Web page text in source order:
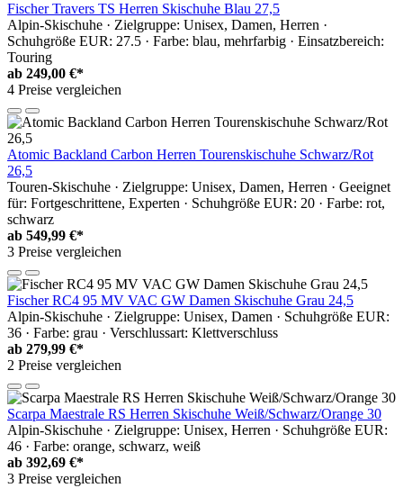
Fischer Travers TS Herren Skischuhe Blau 27,5
Alpin-Skischuhe · Zielgruppe: Unisex, Damen, Herren ·
Schuhgröße EUR: 27.5 · Farbe: blau, mehrfarbig · Einsatzbereich:
Touring
ab 249,00 €*
4 Preise vergleichen
Atomic Backland Carbon Herren Tourenskischuhe Schwarz/Rot
26,5
Touren-Skischuhe · Zielgruppe: Unisex, Damen, Herren · Geeignet
für: Fortgeschrittene, Experten · Schuhgröße EUR: 20 · Farbe: rot,
schwarz
ab 549,99 €*
3 Preise vergleichen
Fischer RC4 95 MV VAC GW Damen Skischuhe Grau 24,5
Alpin-Skischuhe · Zielgruppe: Unisex, Damen · Schuhgröße EUR:
36 · Farbe: grau · Verschlussart: Klettverschluss
ab 279,99 €*
2 Preise vergleichen
Scarpa Maestrale RS Herren Skischuhe Weiß/Schwarz/Orange 30
Alpin-Skischuhe · Zielgruppe: Unisex, Herren · Schuhgröße EUR:
46 · Farbe: orange, schwarz, weiß
ab 392,69 €*
3 Preise vergleichen